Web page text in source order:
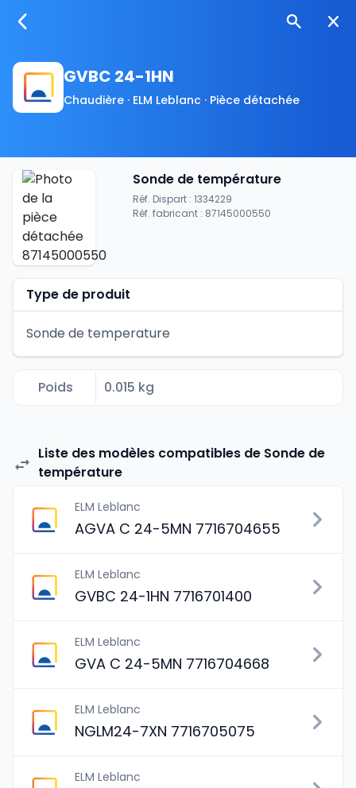
GVBC 24-1HN
Chaudière · ELM Leblanc · Pièce détachée
Sonde de température
Réf. Dispart : 1334229
Réf. fabricant : 87145000550
Type de produit
Sonde de temperature
Poids 0.015 kg
Liste des modèles compatibles de Sonde de
température
ELM Leblanc
AGVA C 24-5MN 7716704655
ELM Leblanc
GVBC 24-1HN 7716701400
ELM Leblanc
GVA C 24-5MN 7716704668
ELM Leblanc
NGLM24-7XN 7716705075
ELM Leblanc